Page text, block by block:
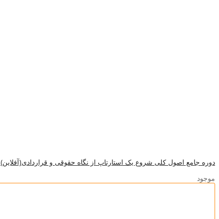
دوره جامع اصول کلی شروع یک استارتاپ از نگاه حقوقی و قراردادی(آفلاین)
موجود